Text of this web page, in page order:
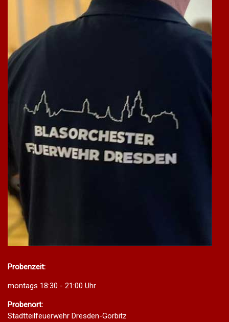
Probenzeit:
montags 18:30 - 21:00 Uhr
Probenort:
Stadtteilfeuerwehr Dresden-Gorbitz